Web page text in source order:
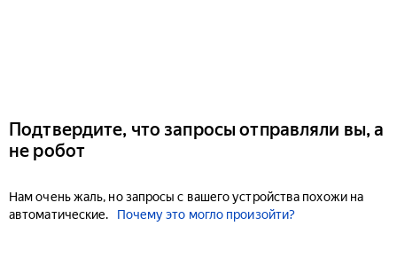
Подтвердите, что запросы отправляли вы, а
не робот
Нам очень жаль, но запросы с вашего устройства похожи на
автоматические.
Почему это могло произойти?